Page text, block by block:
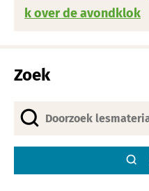
k over de avondklok
Zoek